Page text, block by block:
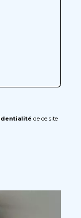
de ce site